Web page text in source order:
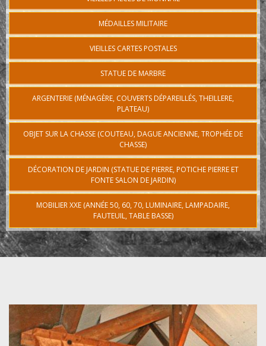
MÉDAILLES MILITAIRE
VIEILLES CARTES POSTALES
STATUE DE MARBRE
ARGENTERIE (MÉNAGÈRE, COUVERTS DÉPAREILLÉS, THEILLERE,
PLATEAU)
OBJET SUR LA CHASSE (COUTEAU, DAGUE ANCIENNE, TROPHÉE DE
CHASSE)
DÉCORATION DE JARDIN (STATUE DE PIERRE, POTICHE PIERRE ET
FONTE SALON DE JARDIN)
MOBILIER XXE (ANNÉE 50, 60, 70, LUMINAIRE, LAMPADAIRE,
FAUTEUIL, TABLE BASSE)